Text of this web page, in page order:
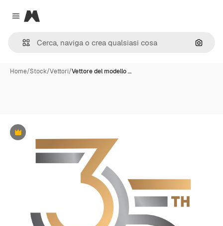
Close menu
Magnific
Cerca
Home/Stock/Vettori/Vettore del modello …
Premium